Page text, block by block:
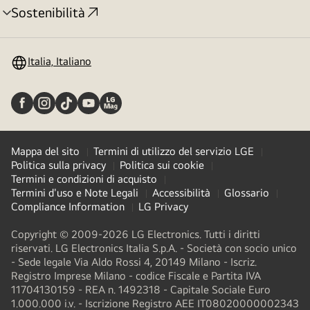
Sostenibilità
Attivazione
Italia, Italiano
Mappa del sito
Termini di utilizzo del servizio LGE
Politica sulla privacy
Politica sui cookie
Termini e condizioni di acquisto
Termini d'uso e Note Legali
Accessibilità
Glossario
Compliance Information
LG Privacy
Copyright © 2009-2026 LG Electronics. Tutti i diritti
riservati. LG Electronics Italia S.p.A. - Società con socio unico
- Sede legale Via Aldo Rossi 4, 20149 Milano - Iscriz.
Registro Imprese Milano - codice Fiscale e Partita IVA
11704130159 - REA n. 1492318 - Capitale Sociale Euro
1.000.000 i.v. - Iscrizione Registro AEE IT08020000002343​